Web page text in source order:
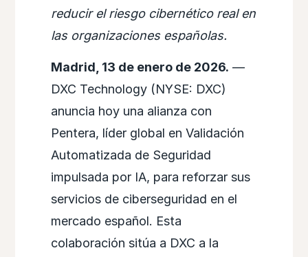
reducir el riesgo cibernético real en
las organizaciones españolas.
Madrid, 13 de enero de 2026. —
DXC Technology (NYSE: DXC)
anuncia hoy una alianza con
Pentera, líder global en Validación
Automatizada de Seguridad
impulsada por IA, para reforzar sus
servicios de ciberseguridad en el
mercado español. Esta
colaboración sitúa a DXC a la